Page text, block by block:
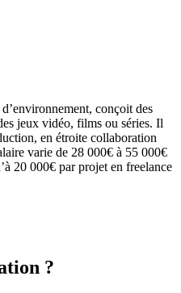
conçoit des
jeux vidéo, films ou séries. Il
en étroite collaboration
varie de 28 000€ à 55 000€
20 000€ par projet en freelance
?